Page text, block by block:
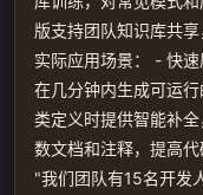
版支持团队知识库共
实际应用场景： - 快
在几分钟内生成可运
类定义时提供智能补
数文档和注释，提高
"我们团队有15名开发